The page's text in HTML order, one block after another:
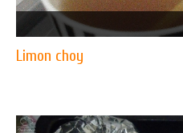
Limon choy